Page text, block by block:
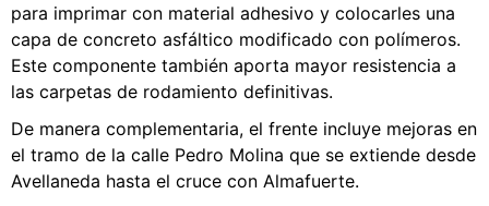
para imprimar con material adhesivo y colocarles una
capa de concreto asfáltico modificado con polímeros.
Este componente también aporta mayor resistencia a
las carpetas de rodamiento definitivas.
De manera complementaria, el frente incluye mejoras en
el tramo de la calle Pedro Molina que se extiende desde
Avellaneda hasta el cruce con Almafuerte.